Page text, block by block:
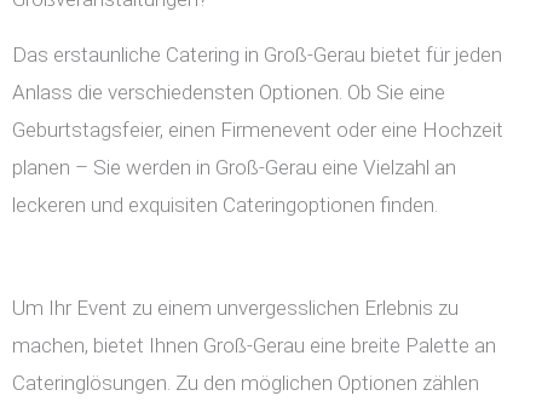
Das erstaunliche Catering in Groß-Gerau bietet für jeden
Anlass die verschiedensten Optionen. Ob Sie eine
Geburtstagsfeier, einen Firmenevent oder eine Hochzeit
planen – Sie werden in Groß-Gerau eine Vielzahl an
leckeren und exquisiten Cateringoptionen finden.
Um Ihr Event zu einem unvergesslichen Erlebnis zu
machen, bietet Ihnen Groß-Gerau eine breite Palette an
Cateringlösungen. Zu den möglichen Optionen zählen